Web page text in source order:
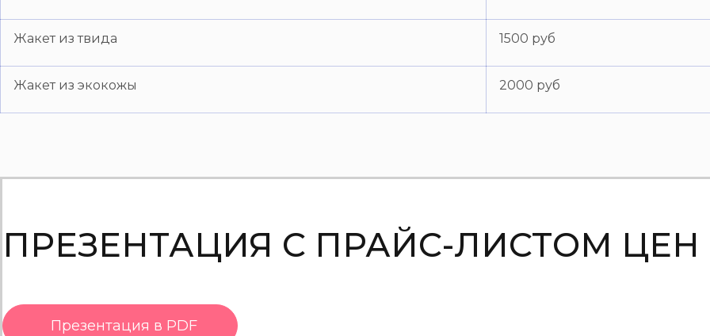
Жакет из твида 1500 руб
Жакет из экокожы 2000 руб
ПРЕЗЕНТАЦИЯ С ПРАЙС-ЛИСТОМ
Презентация в PDF